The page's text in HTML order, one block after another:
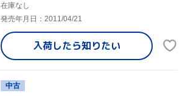
在庫なし
発売年月日：2011/04/21
入荷したら知りたい
中古